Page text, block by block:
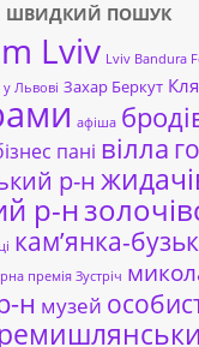
ШВИДКИЙ ПОШУК
Lviv Lviv Bandura
Львові Захар Беркут
афіша
пані вілла
р-н
р-н
кам’янка-
премія Зустріч
н музей